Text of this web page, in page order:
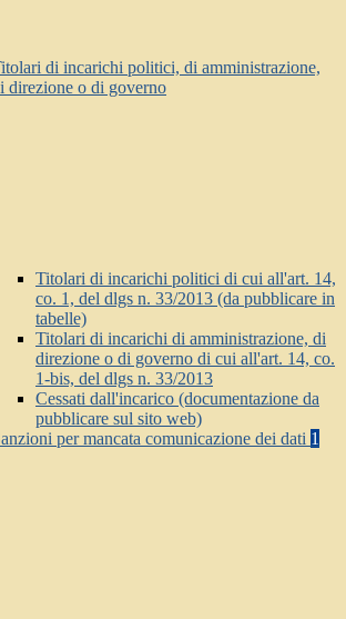
di incarichi politici, di amministrazione,
direzione o di governo
Titolari di incarichi politici di cui all'art. 14,
co. 1, del dlgs n. 33/2013 (da pubblicare in
tabelle)
Titolari di incarichi di amministrazione, di
direzione o di governo di cui all'art. 14, co.
1-bis, del dlgs n. 33/2013
Cessati dall'incarico (documentazione da
pubblicare sul sito web)
per mancata comunicazione dei dati 1